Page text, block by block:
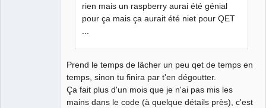
rien mais un raspberry aurai été génial
pour ça mais ça aurait été niet pour QET
Prend le temps de lâcher un peu qet de temps en
temps, sinon tu finira par t'en dégoutter.
Ça fait plus d'un mois que je n'ai pas mis les
mains dans le code (à quelque détails près), c'est